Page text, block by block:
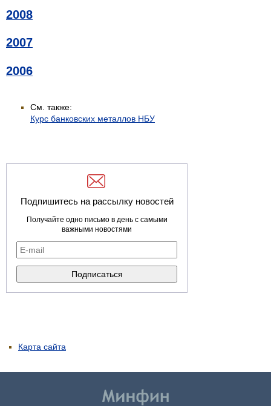
2008
2007
2006
См. также:
Курс банковских металлов НБУ
Подпишитесь на рассылку новостей
Получайте одно письмо в день с самыми
важными новостями
Карта сайта